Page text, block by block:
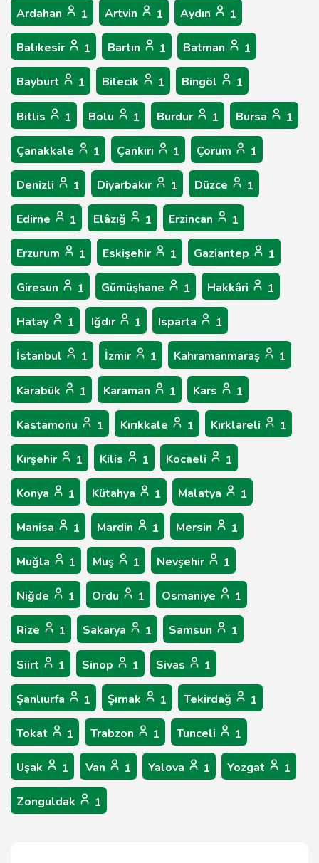
Ardahan 1 Artvin 1 Aydın 1
Balıkesir 1 Bartın 1 Batman 1
Bayburt 1 Bilecik 1 Bingöl 1
Bitlis 1 Bolu 1 Burdur 1 Bursa 1
Çanakkale 1 Çankırı 1 Çorum 1
Denizli 1 Diyarbakır 1 Düzce 1
Edirne 1 Elâzığ 1 Erzincan 1
Erzurum 1 Eskişehir 1 Gaziantep 1
Giresun 1 Gümüşhane 1 Hakkâri 1
Hatay 1 Iğdır 1 Isparta 1
İstanbul 1 İzmir 1 Kahramanmaraş 1
Karabük 1 Karaman 1 Kars 1
Kastamonu 1 Kırıkkale 1 Kırklareli 1
Kırşehir 1 Kilis 1 Kocaeli 1
Konya 1 Kütahya 1 Malatya 1
Manisa 1 Mardin 1 Mersin 1
Muğla 1 Muş 1 Nevşehir 1
Niğde 1 Ordu 1 Osmaniye 1
Rize 1 Sakarya 1 Samsun 1
Siirt 1 Sinop 1 Sivas 1
Şanlıurfa 1 Şırnak 1 Tekirdağ 1
Tokat 1 Trabzon 1 Tunceli 1
Uşak 1 Van 1 Yalova 1 Yozgat 1
Zonguldak 1